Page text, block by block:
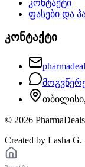
კონტაქტი
ფასები და
კონტაქტი
© 2026
Created by Lasha G.